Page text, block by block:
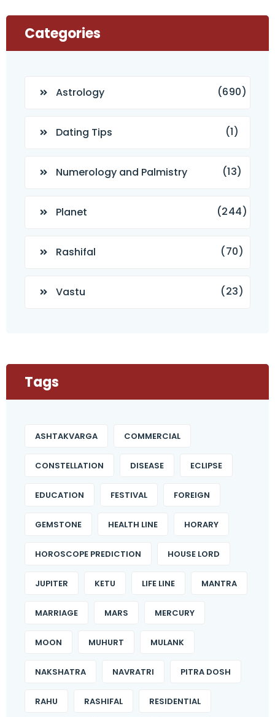
Categories
Astrology (690)
Dating Tips (1)
Numerology and Palmistry (13)
Planet (244)
Rashifal (70)
Vastu (23)
Tags
ASHTAKVARGA COMMERCIAL
CONSTELLATION DISEASE ECLIPSE
EDUCATION FESTIVAL FOREIGN
GEMSTONE HEALTH LINE HORARY
HOROSCOPE PREDICTION HOUSE LORD
JUPITER KETU LIFE LINE MANTRA
MARRIAGE MARS MERCURY
MOON MUHURT MULANK
NAKSHATRA NAVRATRI PITRA DOSH
RAHU RASHIFAL RESIDENTIAL